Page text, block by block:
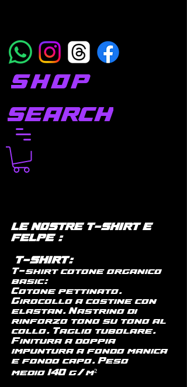
SHOP
SEARCH
LE NOSTRE T-SHIRT E
FELPE :
T-SHIRT:
T-shirt cotone organico
basic:
Cotone pettinato.
Girocollo a costine con
elastan. Nastrino di
rinforzo tono su tono al
collo. Taglio tubolare.
Finitura a doppia
impuntura a fondo manica
e fondo capo. Peso
medio 140 g/m²